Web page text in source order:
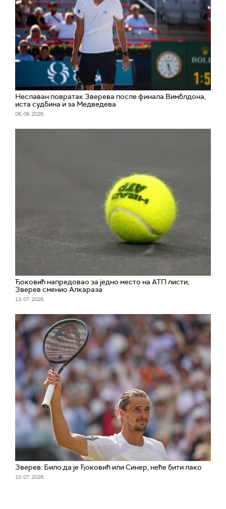
Неславан повратак Зверева после финала Вимблдона,
иста судбина и за Медведева
06. 08. 2026.
Ђоковић напредовао за једно место на АТП листи,
Зверев сменио Алкараза
13. 07. 2026.
Зверев: Било да је Ђоковић или Синер, неће бити лако
10. 07. 2026.